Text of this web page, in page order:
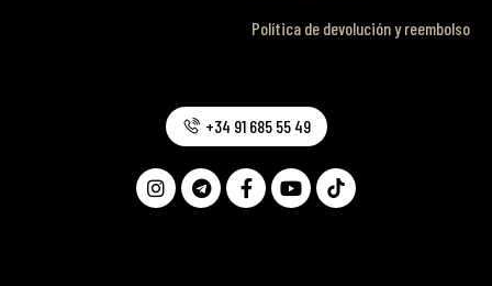
Política de devolución y reembolso
+34 91 685 55 49